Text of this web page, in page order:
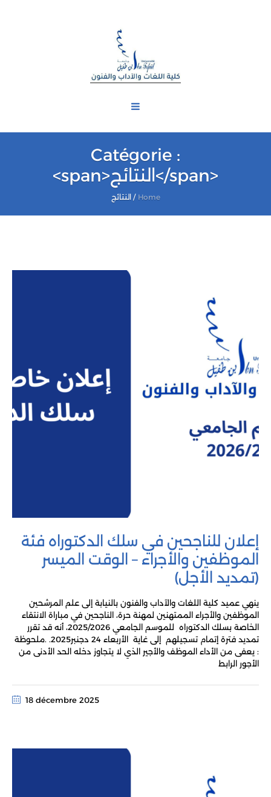
Catégorie :
<span>النتائج</span>
Home
/ النتائج
إعلان للناجحين في سلك الدكتوراه فئة
الموظفين والأجراء – الوقت الميسر
(تمديد الأجل)
ينهي عميد كلية اللغات والآداب والفنون بالنيابة إلى علم المرشحين
الموظفين والأجراء الممتهنين لمهنة حرة، الناجحين في مباراة الانتقاء
الخاصة بسلك الدكتوراه للموسم الجامعي 2025/2026، أنه قد تقرر
تمديد فترة إتمام تسجيلهم إلى غاية الأربعاء 24 دجنبر2025. .ملحوظة
: يعفى من الأداء الموظف والأجير الذي لا يتجاوز دخله الحد الأدنى من
الأجور الرابط
18 décembre 2025